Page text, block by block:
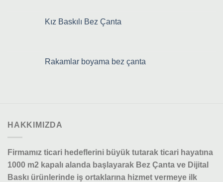
Kız Baskılı Bez Çanta
Rakamlar boyama bez çanta
HAKKIMIZDA
Firmamız ticari hedeflerini büyük tutarak ticari hayatına
1000 m2 kapalı alanda başlayarak Bez Çanta ve Dijital
Baskı ürünlerinde iş ortaklarına hizmet vermeye ilk